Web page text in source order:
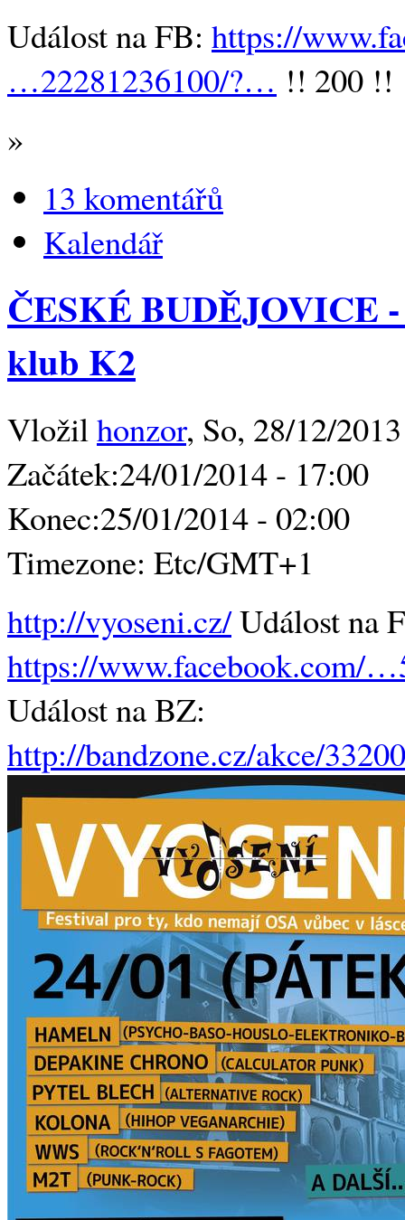
Událost na FB: https://
…22281236100/?… !! 200 !!
»
13 komentářů
Kalendář
ČESKÉ BUDĚJOVICE
klub K2
Vložilhonzor, So, 28/12/
Začátek:24/01/2014 - 17:00
Konec:25/01/2014 - 02:00
Timezone: Etc/GMT+1
http://vyoseni.cz/Událost na
https://www.facebook.com/
Událost na BZ:
http://bandzone.cz/akce/